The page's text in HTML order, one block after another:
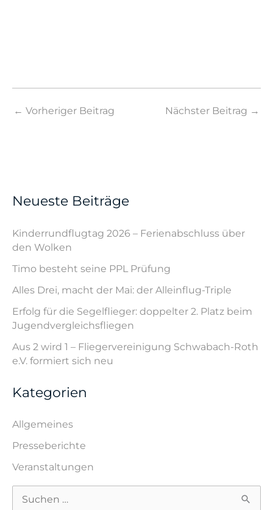
← Vorheriger Beitrag Nächster Beitrag →
Neueste Beiträge
Kinderrundflugtag 2026 – Ferienabschluss über
den Wolken
Timo besteht seine PPL Prüfung
Alles Drei, macht der Mai: der Alleinflug-Triple
Erfolg für die Segelflieger: doppelter 2. Platz beim
Jugendvergleichsfliegen
Aus 2 wird 1 – Fliegervereinigung Schwabach-Roth
e.V. formiert sich neu
Kategorien
Allgemeines
Presseberichte
Veranstaltungen